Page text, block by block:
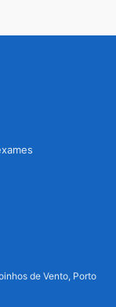
de Vento, Porto